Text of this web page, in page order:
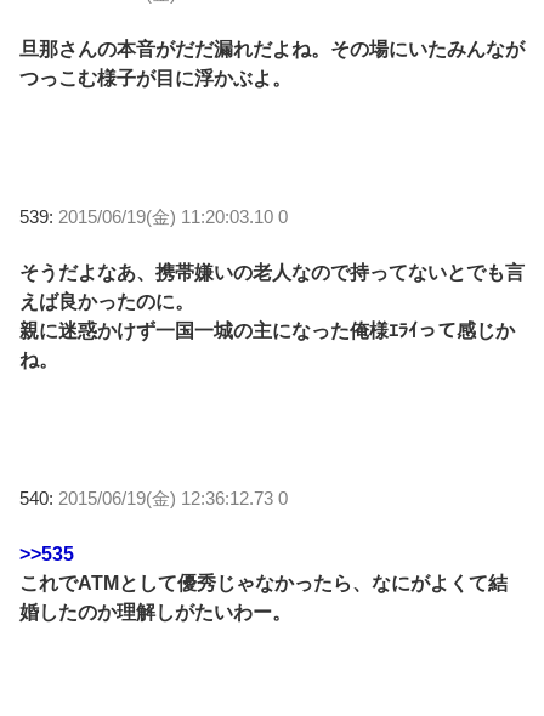
旦那さんの本音がだだ漏れだよね。その場にいたみんなが
つっこむ様子が目に浮かぶよ。
539: 2015/06/19(金) 11:20:03.10 0
そうだよなあ、携帯嫌いの老人なので持ってないとでも言
えば良かったのに。
親に迷惑かけず一国一城の主になった俺様ｴﾗｲって感じか
ね。
540: 2015/06/19(金) 12:36:12.73 0
>>535
これでATMとして優秀じゃなかったら、なにがよくて結
婚したのか理解しがたいわー。